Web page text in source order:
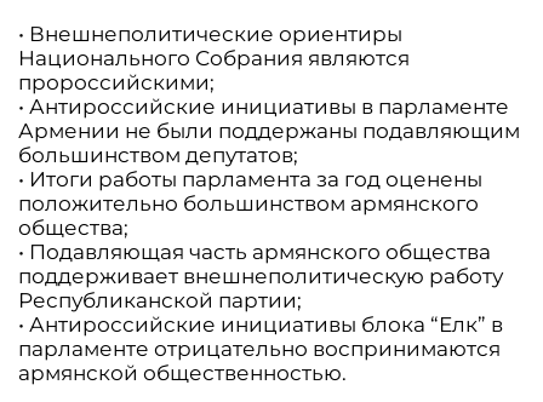
• Внешнеполитические ориентиры
Национального Собрания являются
пророссийскими;
• Антироссийские инициативы в парламенте
Армении не были поддержаны подавляющим
большинством депутатов;
• Итоги работы парламента за год оценены
положительно большинством армянского
общества;
• Подавляющая часть армянского общества
поддерживает внешнеполитическую работу
Республиканской партии;
• Антироссийские инициативы блока “Елк” в
парламенте отрицательно воспринимаются
армянской общественностью.